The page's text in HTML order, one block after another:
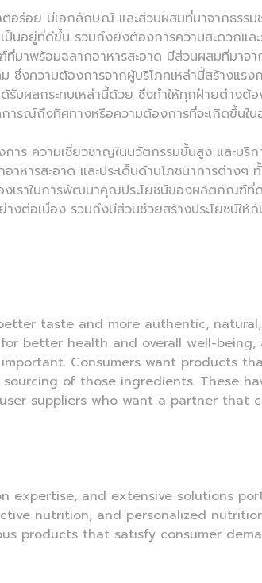
ติอร่อย มีเอกลักษณ์ และส่วนผสมที่มาจากธรร
เป็นอยู่ที่ดีขึ้น รวมถึงยังต้องการความสะดว
าพร้อมฉลากอาหารสะอาด มีส่วนผสมที่มาจา
งความต้องการจากผู้บริโภคเหล่านี้สร้างแร
รับผลกระทบเหล่านี้ด้วย ซึ่งทำให้ทุกฝ่ายต่าง
รณ์ถึงทิศทางหรือความต้องการที่จะเกิดขึ้นใ
ร ความเชี่ยวชาญในนวัตกรรมขั้นสูง และบริ
าหารสะอาด และประเด็นด้านโภชนาการต่า
องเราในการพัฒนาคุณประโยชน์ของผลิตภัณ
งต่อเนื่อง รวมถึงมีส่วนช่วยสร้างประโยชน์ใ
taste and more authentic,
better health and overall well-
Consumers want products
of those ingredients. These
suppliers who want a partner that
expertise, and extensive solutions
nutrition, and personalized
products that satisfy consumer